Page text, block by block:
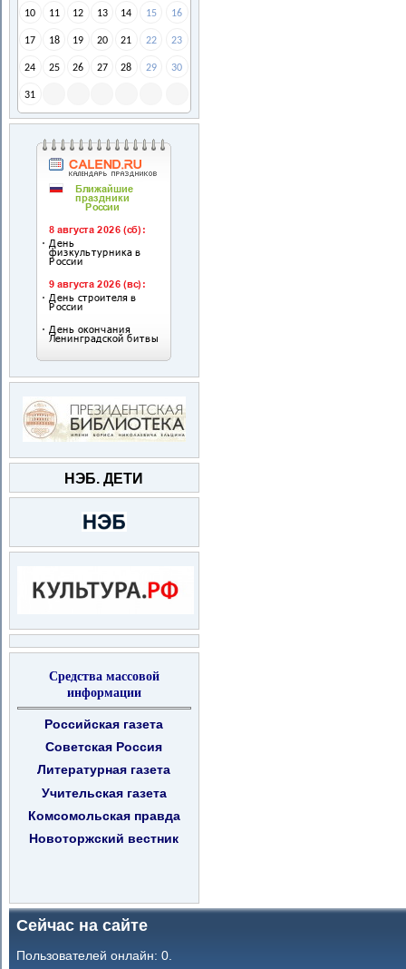
10 11 12 13 14 15 16
17 18 19 20 21 22 23
24 25 26 27 28 29 30
31
НЭБ. ДЕТИ
Средства массовой
информации
Российская газета
Советская Россия
Литературная газета
Учительская газета
Комсомольская правда
Новоторжский вестник
Сейчас на сайте
Пользователей онлайн: 0.